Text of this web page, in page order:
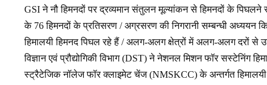
GSI ने नौ हिमनदों पर द्रव्यमान संतुलन मूल्‍यांकन से हिमनदों के पिघलने
के 76 हिमनदों के प्रतिसरण / अग्रसरण की निगरानी सम्बन्धी अध्ययन
हिमालयी हिमनद पिघल रहे हैं / अलग-अलग क्षेत्रों में अलग-अलग दरों से
विज्ञान एवं प्रौद्योगिकी विभाग (DST) ने नेशनल मिशन फॉर
स्ट्रैटेजिक नॉलेज फॉर क्लाइमेट चेंज (NMSKCC) के अन्तर्गत